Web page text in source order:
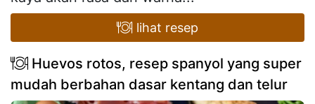
lihat resep
Huevos rotos, resep spanyol yang super
mudah berbahan dasar kentang dan telur